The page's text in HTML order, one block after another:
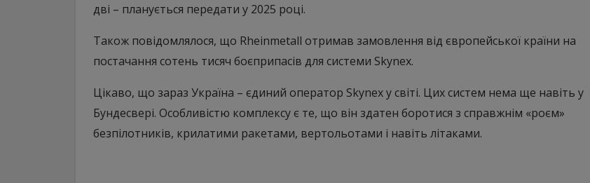
дві – планується передати у 2025 році.
Також повідомлялося, що Rheinmetall отримав замовлення від європейської країни на
постачання сотень тисяч боєприпасів для системи Skynex.
Цікаво, що зараз Україна – єдиний оператор Skynex у світі. Цих систем нема ще навіть у
Бундесвері. Особливістю комплексу є те, що він здатен боротися з справжнім «роєм»
безпілотників, крилатими ракетами, вертольотами і навіть літаками.